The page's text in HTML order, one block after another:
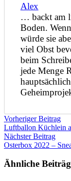
Alex
… backt am
Boden.
würde sie
viel Obst
beim
jede Menge
Vorheriger Beitrag
Luftballon Küchlein
Nächster Beitrag
Osterbox 2022 –
Ähnliche